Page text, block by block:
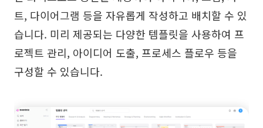
트, 다이어그램 등을 자유롭게 작성하고 배치할 수 있
습니다. 미리 제공되는 다양한 템플릿을 사용하여 프
로젝트 관리, 아이디어 도출, 프로세스 플로우 등을
구성할 수 있습니다.